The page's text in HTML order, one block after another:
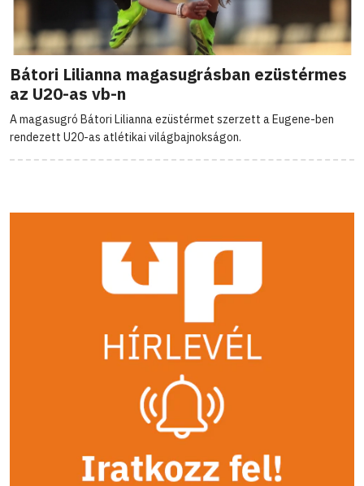
Bátori Lilianna magasugrásban ezüstérmes
az U20-as vb-n
A magasugró Bátori Lilianna ezüstérmet szerzett a Eugene-ben
rendezett U20-as atlétikai világbajnokságon.